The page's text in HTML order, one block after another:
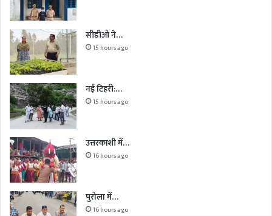
सीडीओ ने…
15 hours ago
नई टिहरी:…
15 hours ago
उत्तरकाशी में…
16 hours ago
पुरोला में…
16 hours ago